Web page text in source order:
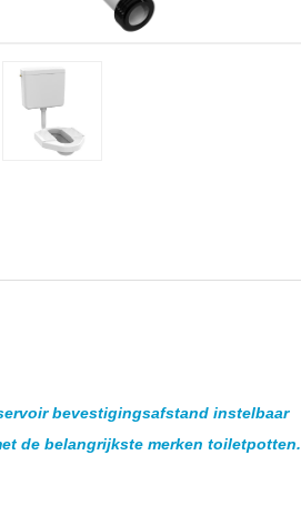
bevestigingsafstand instelbaar
de belangrijkste merken toiletpotten.